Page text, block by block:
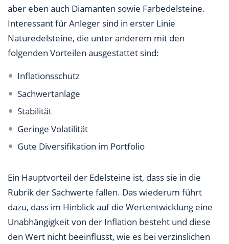
aber eben auch Diamanten sowie Farbedelsteine.
Interessant für Anleger sind in erster Linie
Naturedelsteine, die unter anderem mit den
folgenden Vorteilen ausgestattet sind:
Inflationsschutz
Sachwertanlage
Stabilität
Geringe Volatilität
Gute Diversifikation im Portfolio
Ein Hauptvorteil der Edelsteine ist, dass sie in die
Rubrik der Sachwerte fallen. Das wiederum führt
dazu, dass im Hinblick auf die Wertentwicklung eine
Unabhängigkeit von der Inflation besteht und diese
den Wert nicht beeinflusst, wie es bei verzinslichen